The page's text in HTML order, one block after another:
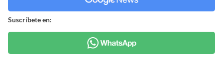
Suscríbete en: